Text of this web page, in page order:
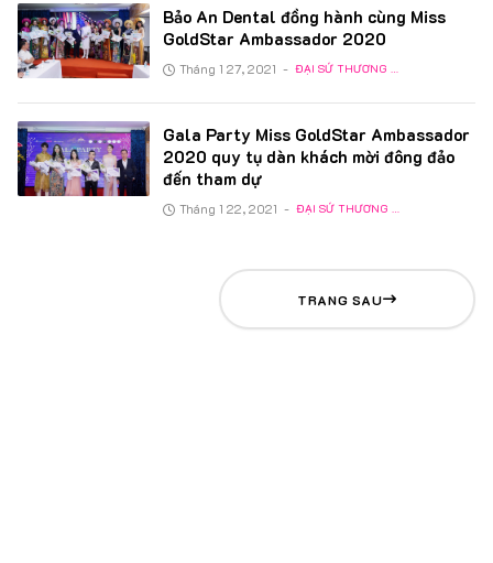
Bảo An Dental đồng hành cùng Miss
GoldStar Ambassador 2020
Tháng 1 27, 2021 - ĐẠI SỨ THƯƠNG HIỆU
Gala Party Miss GoldStar Ambassador
2020 quy tụ dàn khách mời đông đảo
đến tham dự
Tháng 1 22, 2021 - ĐẠI SỨ THƯƠNG HIỆU
TRANG SAU